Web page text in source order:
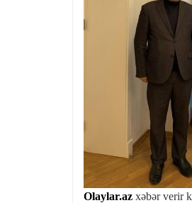
Olaylar.az xəbər verir